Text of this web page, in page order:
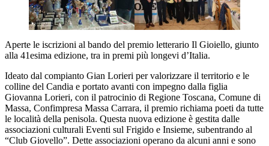
Aperte le iscrizioni al bando del premio letterario Il Gioiello, giunto
alla 41esima edizione, tra in premi più longevi d’Italia.
Ideato dal compianto Gian Lorieri per valorizzare il territorio e le
colline del Candia e portato avanti con impegno dalla figlia
Giovanna Lorieri, con il patrocinio di Regione Toscana, Comune di
Massa, Confimpresa Massa Carrara, il premio richiama poeti da tutte
le località della penisola. Questa nuova edizione è gestita dalle
associazioni culturali Eventi sul Frigido e Insieme, subentrando al
“Club Giovello”. Dette associazioni operano da alcuni anni e sono